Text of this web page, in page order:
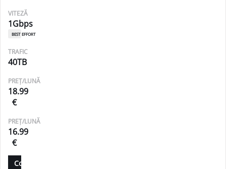
VITEZĂ
1Gbps
best effort
TRAFIC
40TB
PREȚ/LUNĂ
18.99
€
PREȚ/LUNĂ
16.99
€
Comandă